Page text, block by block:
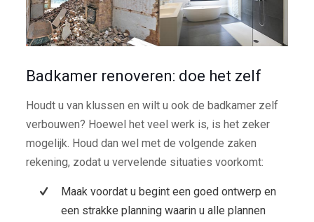
Badkamer renoveren: doe het zelf
Houdt u van klussen en wilt u ook de badkamer zelf
verbouwen? Hoewel het veel werk is, is het zeker
mogelijk. Houd dan wel met de volgende zaken
rekening, zodat u vervelende situaties voorkomt:
Maak voordat u begint een goed ontwerp en
een strakke planning waarin u alle plannen